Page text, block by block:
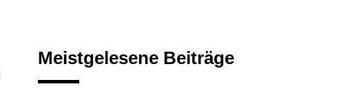
Meistgelesene Beiträge